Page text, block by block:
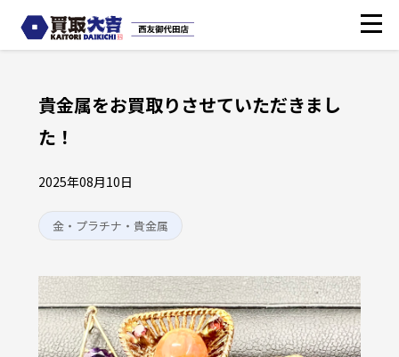
貴金属をお買取りさせていただきまし
た！
2025年08月10日
金・プラチナ・貴金属